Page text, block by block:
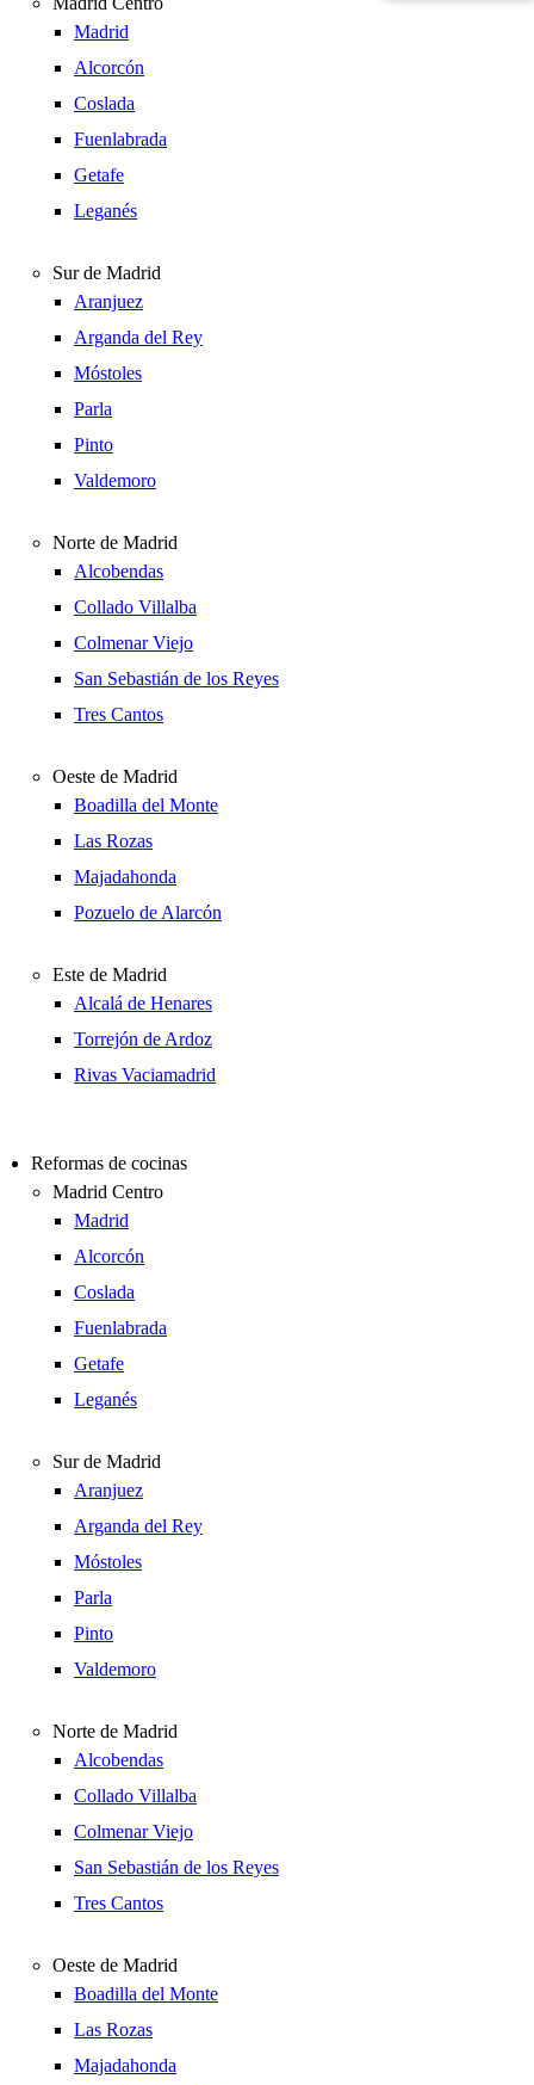
Madrid
Alcorcón
Coslada
Fuenlabrada
Getafe
Leganés
Sur de Madrid
Aranjuez
Arganda del Rey
Móstoles
Parla
Pinto
Valdemoro
Norte de Madrid
Alcobendas
Collado Villalba
Colmenar Viejo
San Sebastián de los Reyes
Tres Cantos
Oeste de Madrid
Boadilla del Monte
Las Rozas
Majadahonda
Pozuelo de Alarcón
Este de Madrid
Alcalá de Henares
Torrejón de Ardoz
Rivas Vaciamadrid
Reformas de cocinas
Madrid Centro
Madrid
Alcorcón
Coslada
Fuenlabrada
Getafe
Leganés
Sur de Madrid
Aranjuez
Arganda del Rey
Móstoles
Parla
Pinto
Valdemoro
Norte de Madrid
Alcobendas
Collado Villalba
Colmenar Viejo
San Sebastián de los Reyes
Tres Cantos
Oeste de Madrid
Boadilla del Monte
Las Rozas
Majadahonda